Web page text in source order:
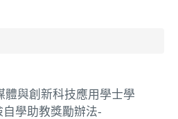
體與創新科技應用學士學
學助教獎勵辦法-